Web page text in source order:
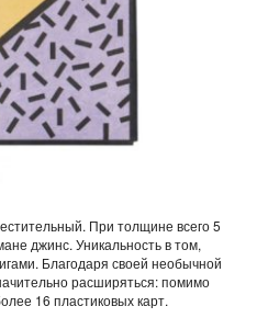
При толщине всего 5
джинс. Уникальность в том,
Благодаря своей необычной
расширяться: помимо
16 пластиковых карт.